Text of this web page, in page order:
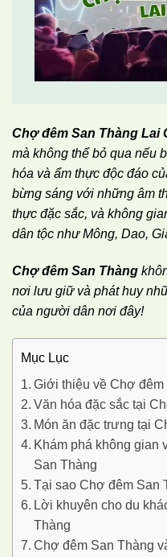
Chợ đêm San Thàng Lai
mà không thể bỏ qua nếu
hóa và ẩm thực độc đáo
bừng sáng với những âm
thực đặc sắc, và không
dân tộc như Mông, Dao,
Chợ đêm San Thàng
nơi lưu giữ và phát huy
của người dân nơi đây!
Mục Lục
Giới thiệu về Chợ
Văn hóa đặc sắc tại
Món ăn đặc trưng tại
Khám phá không gian
San Thàng
Tại sao Chợ đêm San
Lời khuyên cho du
Thàng
Chợ đêm San Thàng